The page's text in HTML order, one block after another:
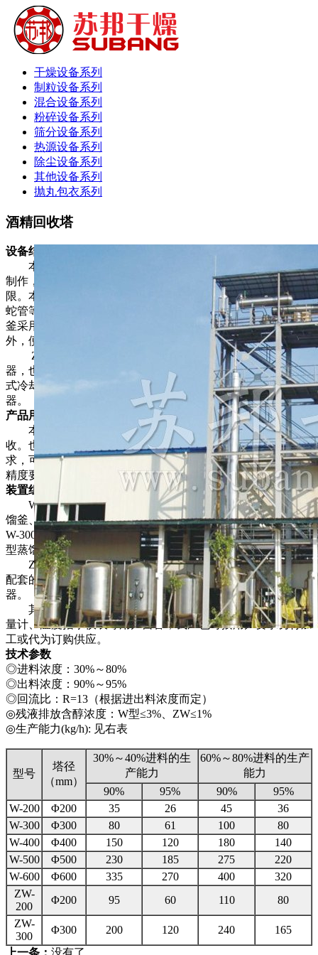
干燥设备系列
制粒设备系列
混合设备系列
粉碎设备系列
筛分设备系列
热源设备系列
除尘设备系列
其他设备系列
抛丸包衣系列
酒精回收塔
设备结构特性和技术性能
本装置采用高效的陶瓷制波纹填料。蒸馏塔体采用不锈钢
制作，从而防止了铁屑堵塞填料的现象，延长了装置的使用期
限。本装置中凡接触酒精的设备部份如冷凝器、稳压罐、冷却
蛇管等均采用不锈钢，以确保成品酒精不被污染。W型之蒸馏
釜采用可拆式U型加热管，在检修时可将U型加热管移出釜
外，便于对加热管外壁及蒸馏釜内壁进行清洗。
ZW型则省去间接加热蒸馏釜。冷凝器采用列管式换热
器，也可根据用户要求供应螺旋板式换热器，冷却器采用盘管
式冷却器，采用盘管式冷却器并配套供应稳压罐和比重测定
器。
产品用途
本装置适用于制药、食品、轻工、化工等行业的稀酒精回
收。也适用于甲醇等其他溶媒的蒸馏。本装置根据用户的要
求，可将30°左右的稀酒精蒸馏至90～95°酒精。如果成品的酒
精度要求很高，可加大回流比，但产量则相应降低。
装置组成
W型有五种规格，每种规格均包括相应配置的蒸馏塔、蒸
馏釜、冷凝器、冷却器、稳压罐、比重测定器。其中W-200、
W-300型蒸馏塔直接安装在蒸馏釜上。W-400、W-500、W-600
型蒸馏塔与蒸馏釜分别安装。
ZW型有ZW-200、ZW-300两种规格，每种规格包括相应
配套的预热器、蒸馏塔、冷凝器、冷却器、稳压罐、比重测定
器。
其他辅助设备和仪表如：计量罐、贮罐、输送泵、转子流
量计、温度指示仪表等用户自备，我厂也可按用户要求另行加
工或代为订购供应。
技术参数
◎进料浓度：30%～80%
◎出料浓度：90%～95%
◎回流比：R=13（根据进出料浓度而定）
◎残液排放含醇浓度：W型≤3%、ZW≤1%
◎生产能力(kg/h): 见右表
型号
塔径
（mm）
30%～40%进料的生
产能力
60%～80%进料的生产
能力
90%
95% 90%
95%
W-200
Φ200 35 26 45
36
W-300
Φ300 80 61 100
80
W-400
Φ400 150 120 180
140
W-500
Φ500 230 185 275
220
W-600
Φ600 335 270 400
320
ZW-
200
Φ200 95 60 110
80
ZW-
300
Φ300 200 120 240
165